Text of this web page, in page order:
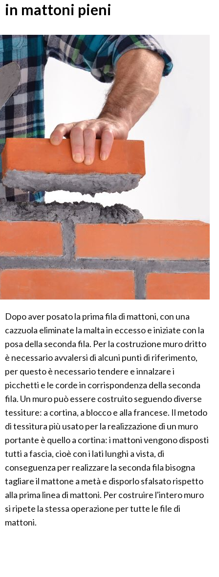
in mattoni pieni
Dopo aver posato la prima fila di mattoni, con una
cazzuola eliminate la malta in eccesso e iniziate con la
posa della seconda fila. Per la costruzione muro dritto
è necessario avvalersi di alcuni punti di riferimento,
per questo è necessario tendere e innalzare i
picchetti e le corde in corrispondenza della seconda
fila. Un muro può essere costruito seguendo diverse
tessiture: a cortina, a blocco e alla francese. Il metodo
di tessitura più usato per la realizzazione di un muro
portante è quello a cortina: i mattoni vengono disposti
tutti a fascia, cioè con i lati lunghi a vista, di
conseguenza per realizzare la seconda fila bisogna
tagliare il mattone a metà e disporlo sfalsato rispetto
alla prima linea di mattoni. Per costruire l'intero muro
si ripete la stessa operazione per tutte le file di
mattoni.